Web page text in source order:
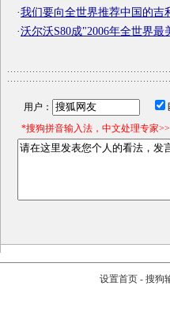
·我们要向全世界推荐中国的吉
·沃尔沃S80成"2006年全世界最
用户：
*搜狗拼音输入法，中文处理专家>>
设置首页- 搜狗